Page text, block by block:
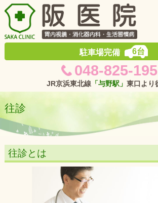
阪医
駐車場完備 6台
048-825-
JR京浜東北線 「与野駅」 東口より
往診
往診とは